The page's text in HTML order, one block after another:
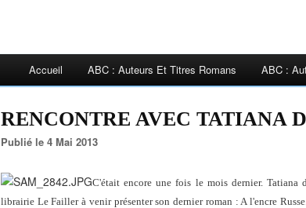
Accueil ABC : Auteurs Et Titres Romans ABC :
RENCONTRE AVEC TATIANA
Publié le 4 Mai 2013
C'était encore une fois le mois dernier.
librairie Le Failler à venir présenter son dernier roman : A l'encre